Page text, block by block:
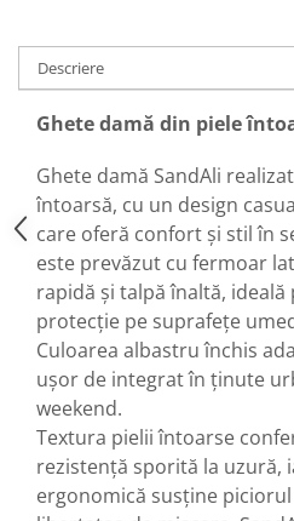
Descriere
Ghete damă din piele
Ghete damă SandAli
întoarsă, cu un design
care oferă confort și stil în
este prevăzut cu fermoar
rapidă și talpă înaltă,
protecție pe suprafețe
Culoarea albastru închis
ușor de integrat în ținute
weekend.
Textura pielii întoarse
rezistență sporită la uzură,
ergonomică susține